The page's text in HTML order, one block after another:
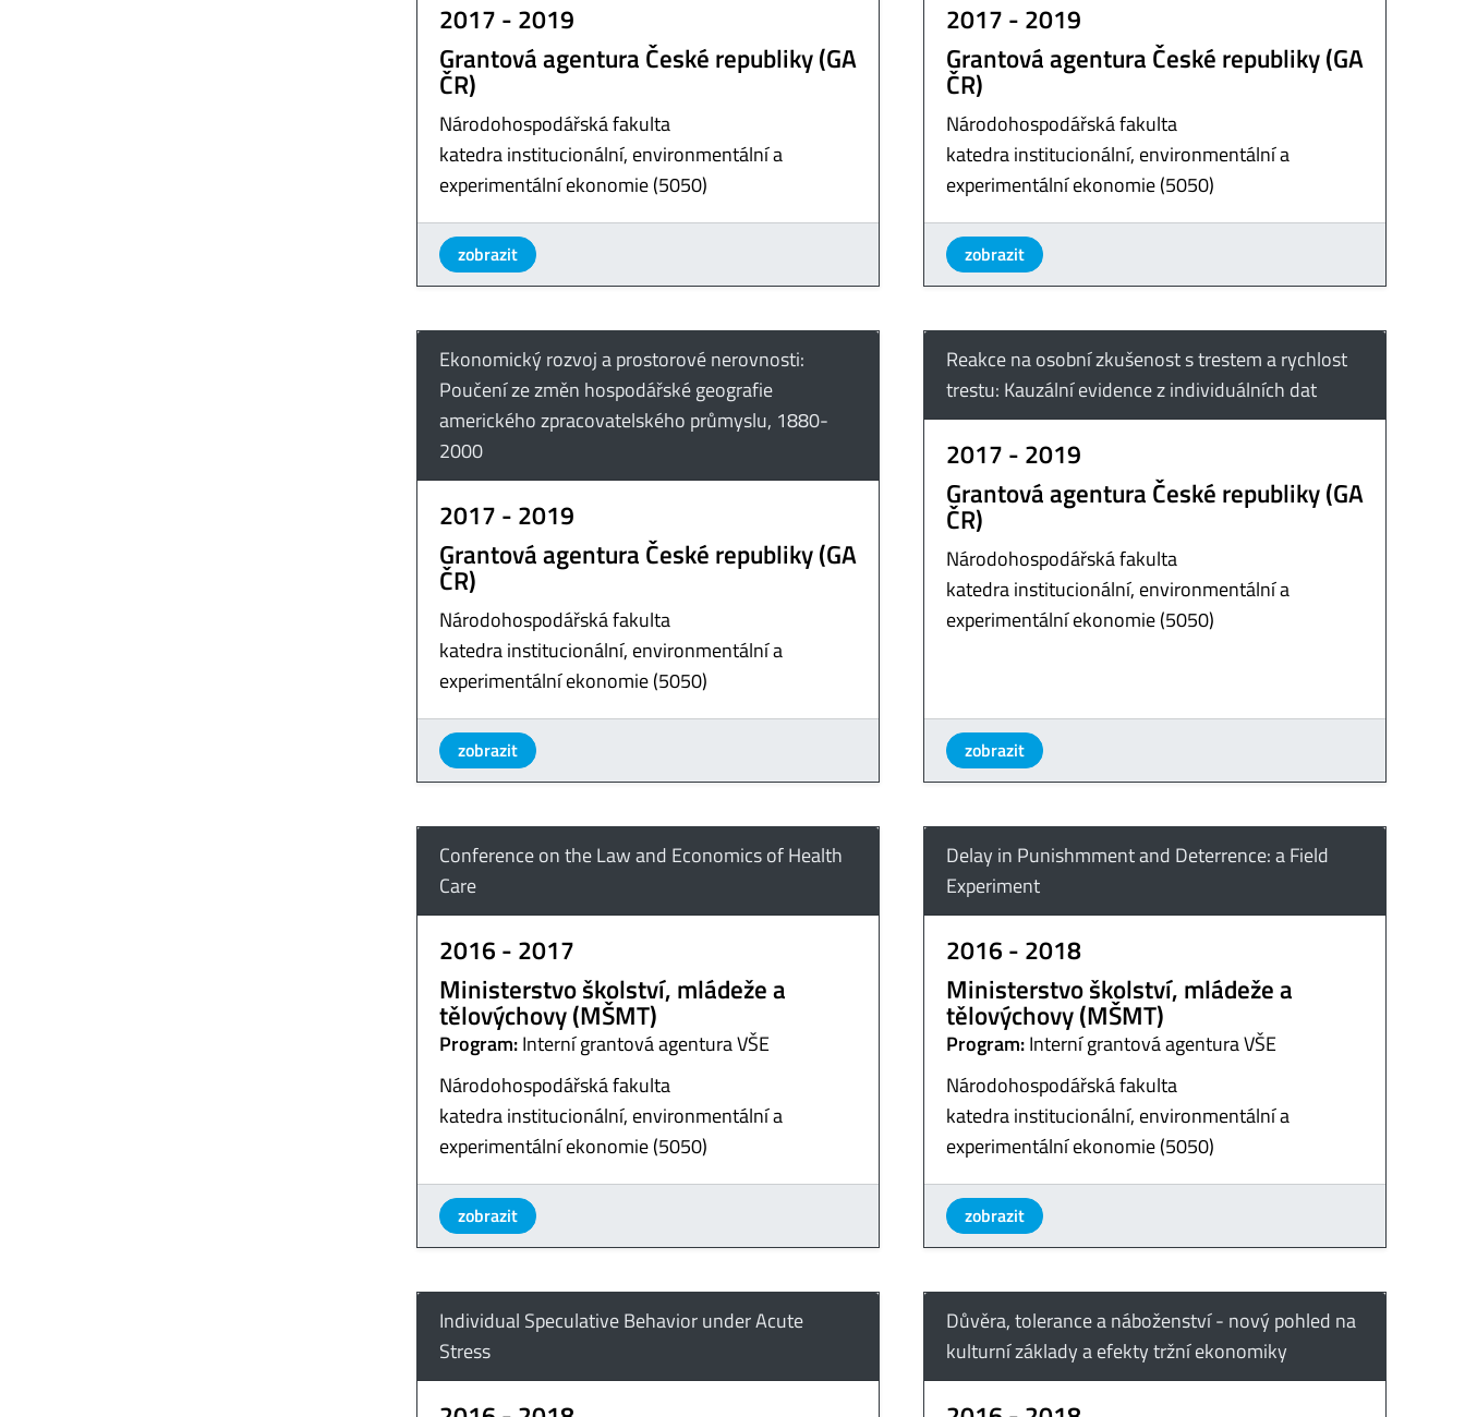
2017 - 2019
Grantová agentura České republiky (GA
ČR)
Národohospodářská fakulta
katedra institucionální, environmentální a
experimentální ekonomie (5050)
zobrazit
2017 - 2019
Grantová agentura České republiky (GA
ČR)
Národohospodářská fakulta
katedra institucionální, environmentální a
experimentální ekonomie (5050)
zobrazit
Ekonomický rozvoj a prostorové nerovnosti:
Poučení ze změn hospodářské geografie
amerického zpracovatelského průmyslu, 1880-
2000
2017 - 2019
Grantová agentura České republiky (GA
ČR)
Národohospodářská fakulta
katedra institucionální, environmentální a
experimentální ekonomie (5050)
zobrazit
Reakce na osobní zkušenost s trestem a rychlost
trestu: Kauzální evidence z individuálních dat
2017 - 2019
Grantová agentura České republiky (GA
ČR)
Národohospodářská fakulta
katedra institucionální, environmentální a
experimentální ekonomie (5050)
zobrazit
Conference on the Law and Economics of Health
Care
2016 - 2017
Ministerstvo školství, mládeže a
tělovýchovy (MŠMT)
Program:Interní grantová agentura VŠE
Národohospodářská fakulta
katedra institucionální, environmentální a
experimentální ekonomie (5050)
zobrazit
Delay in Punishmment and Deterrence: a Field
Experiment
2016 - 2018
Ministerstvo školství, mládeže a
tělovýchovy (MŠMT)
Program:Interní grantová agentura VŠE
Národohospodářská fakulta
katedra institucionální, environmentální a
experimentální ekonomie (5050)
zobrazit
Individual Speculative Behavior under Acute
Stress
Důvěra, tolerance a náboženství - nový pohled na
kulturní základy a efekty tržní ekonomiky